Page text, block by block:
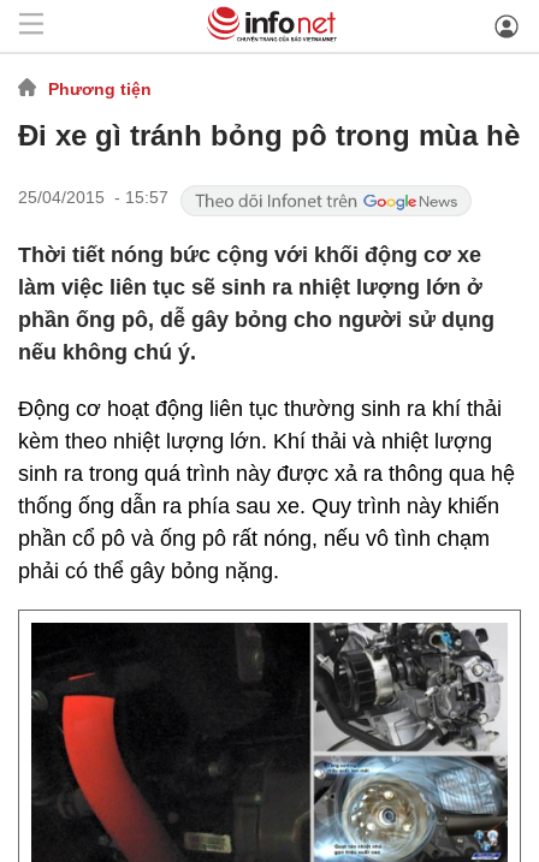
Phương tiện
Đi xe gì tránh bỏng pô trong mùa hè
25/04/2015 - 15:57
Thời tiết nóng bức cộng với khối động cơ xe
làm việc liên tục sẽ sinh ra nhiệt lượng lớn ở
phần ống pô, dễ gây bỏng cho người sử dụng
nếu không chú ý.
Động cơ hoạt động liên tục thường sinh ra khí thải
kèm theo nhiệt lượng lớn. Khí thải và nhiệt lượng
sinh ra trong quá trình này được xả ra thông qua hệ
thống ống dẫn ra phía sau xe. Quy trình này khiến
phần cổ pô và ống pô rất nóng, nếu vô tình chạm
phải có thể gây bỏng nặng.